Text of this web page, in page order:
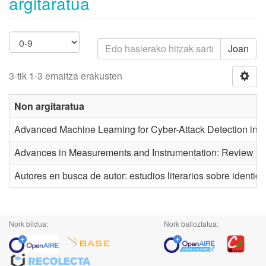
Joan
3-tik 1-3 emaitza erakusten
Non argitaratua
Advanced Machine Learning for Cyber-Attack Detection in
Advances in Measurements and Instrumentation: Review
Autores en busca de autor: estudios literarios sobre
Nork bildua: Nork balioztatua: